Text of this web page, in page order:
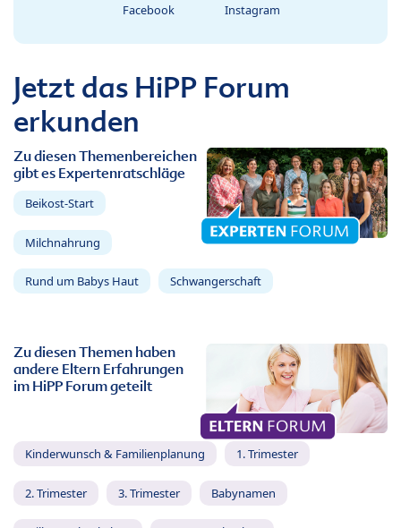
Facebook Instagram
Jetzt das HiPP Forum
erkunden
Zu diesen Themenbereichen
gibt es Expertenratschläge
Beikost-Start
Milchnahrung
Rund um Babys Haut Schwangerschaft
Zu diesen Themen haben
andere Eltern Erfahrungen
im HiPP Forum geteilt
Kinderwunsch & Familienplanung 1. Trimester
2. Trimester 3. Trimester Babynamen